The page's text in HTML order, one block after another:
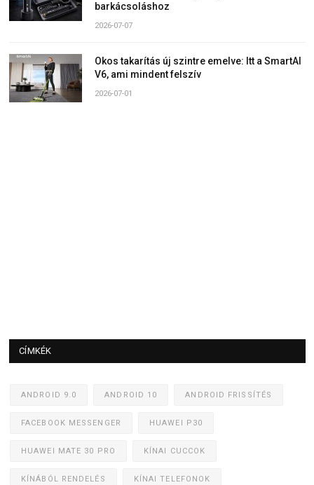
barkácsoláshoz
2026-07-07
Okos takarítás új szintre emelve: Itt a SmartAI
V6, ami mindent felszív
2026-07-01
CÍMKÉK
ANDROID 9.0 ANDROID 10 ANDROID FRISSÍTÉS
FACEBOOK MESSENGER HUAWEI P30
HUAWEI MATE 30 PRO KÍNAI CUCCOK
KÍNÁBÓL RENDELÉS KÍNAI TELEFONOK